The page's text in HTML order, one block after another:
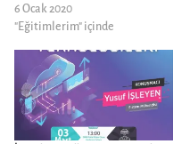
6 Ocak 2020
"Eğitimlerim" içinde